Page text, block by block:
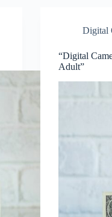
Digital
“Digital
Adult”